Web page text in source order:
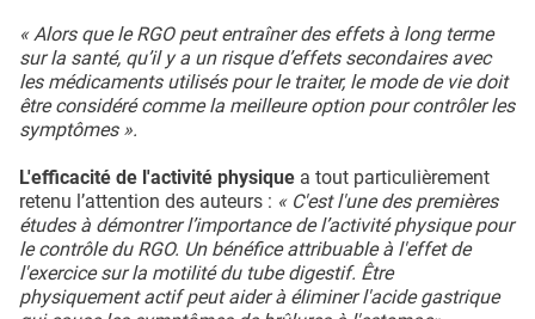
« Alors que le RGO peut entraîner des effets à long terme
sur la santé, qu’il y a un risque d’effets secondaires avec
les médicaments utilisés pour le traiter, le mode de vie doit
être considéré comme la meilleure option pour contrôler les
symptômes ».
L'efficacité de l'activité physique a tout particulièrement
retenu l’attention des auteurs : « C'est l'une des premières
études à démontrer l’importance de l’activité physique pour
le contrôle du RGO. Un bénéfice attribuable à l'effet de
l'exercice sur la motilité du tube digestif. Être
physiquement actif peut aider à éliminer l'acide gastrique